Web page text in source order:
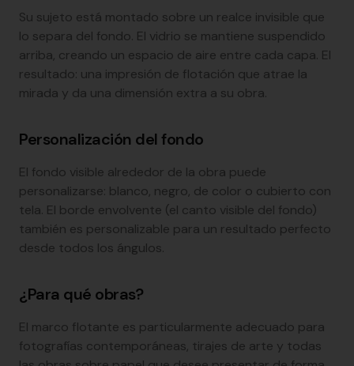
Su sujeto está montado sobre un realce invisible que
lo separa del fondo. El vidrio se mantiene suspendido
arriba, creando un espacio de aire entre cada capa. El
resultado: una impresión de flotación que atrae la
mirada y da una dimensión extra a su obra.
Personalización del fondo
El fondo visible alrededor de la obra puede
personalizarse: blanco, negro, de color o cubierto con
tela. El borde envolvente (el canto visible del fondo)
también es personalizable para un resultado perfecto
desde todos los ángulos.
¿Para qué obras?
El marco flotante es particularmente adecuado para
fotografías contemporáneas, tirajes de arte y todas